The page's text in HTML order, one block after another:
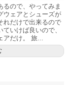
るので、やってみま
ウェアとシューズが
れだけで出来るので
いけば良いので、
だけ。 旅...